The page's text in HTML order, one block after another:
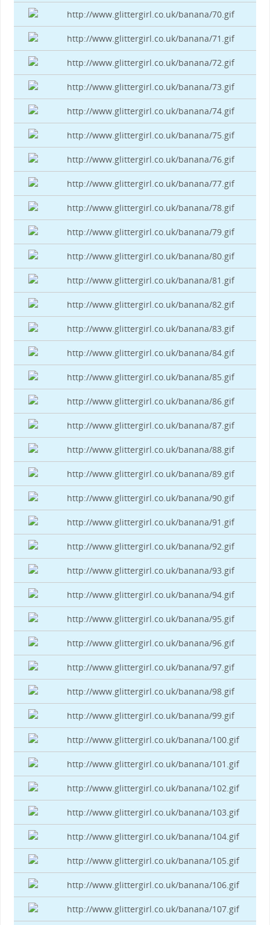
http://www.glittergirl.co.uk/banana/70.gif
http://www.glittergirl.co.uk/banana/71.gif
http://www.glittergirl.co.uk/banana/72.gif
http://www.glittergirl.co.uk/banana/73.gif
http://www.glittergirl.co.uk/banana/74.gif
http://www.glittergirl.co.uk/banana/75.gif
http://www.glittergirl.co.uk/banana/76.gif
http://www.glittergirl.co.uk/banana/77.gif
http://www.glittergirl.co.uk/banana/78.gif
http://www.glittergirl.co.uk/banana/79.gif
http://www.glittergirl.co.uk/banana/80.gif
http://www.glittergirl.co.uk/banana/81.gif
http://www.glittergirl.co.uk/banana/82.gif
http://www.glittergirl.co.uk/banana/83.gif
http://www.glittergirl.co.uk/banana/84.gif
http://www.glittergirl.co.uk/banana/85.gif
http://www.glittergirl.co.uk/banana/86.gif
http://www.glittergirl.co.uk/banana/87.gif
http://www.glittergirl.co.uk/banana/88.gif
http://www.glittergirl.co.uk/banana/89.gif
http://www.glittergirl.co.uk/banana/90.gif
http://www.glittergirl.co.uk/banana/91.gif
http://www.glittergirl.co.uk/banana/92.gif
http://www.glittergirl.co.uk/banana/93.gif
http://www.glittergirl.co.uk/banana/94.gif
http://www.glittergirl.co.uk/banana/95.gif
http://www.glittergirl.co.uk/banana/96.gif
http://www.glittergirl.co.uk/banana/97.gif
http://www.glittergirl.co.uk/banana/98.gif
http://www.glittergirl.co.uk/banana/99.gif
http://www.glittergirl.co.uk/banana/100.gif
http://www.glittergirl.co.uk/banana/101.gif
http://www.glittergirl.co.uk/banana/102.gif
http://www.glittergirl.co.uk/banana/103.gif
http://www.glittergirl.co.uk/banana/104.gif
http://www.glittergirl.co.uk/banana/105.gif
http://www.glittergirl.co.uk/banana/106.gif
http://www.glittergirl.co.uk/banana/107.gif